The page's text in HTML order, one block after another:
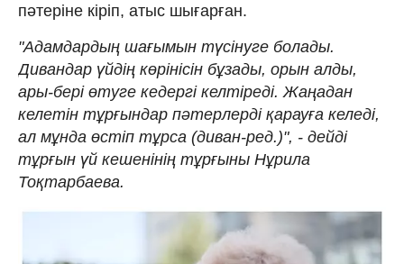
пәтеріне кіріп, атыс шығарған.
"Адамдардың шағымын түсінуге болады.
Дивандар үйдің көрінісін бұзады, орын алды,
ары-бері өтуге кедергі келтіреді. Жаңадан
келетін тұрғындар пәтерлерді қарауға келеді,
ал мұнда өстіп тұрса (диван-ред.)", - дейді
тұрғын үй кешенінің тұрғыны Нұрила
Тоқтарбаева.